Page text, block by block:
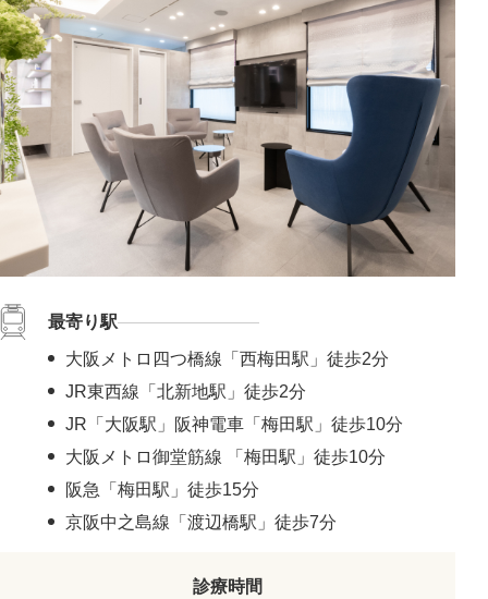
最寄り駅
大阪メトロ四つ橋線「西梅田駅」徒歩2分
JR東西線「北新地駅」徒歩2分
JR「大阪駅」阪神電車「梅田駅」徒歩10分
大阪メトロ御堂筋線 「梅田駅」徒歩10分
阪急「梅田駅」徒歩15分
京阪中之島線「渡辺橋駅」徒歩7分
診療時間